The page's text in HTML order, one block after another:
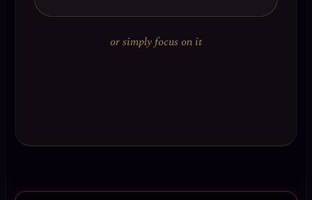
or simply focus on it